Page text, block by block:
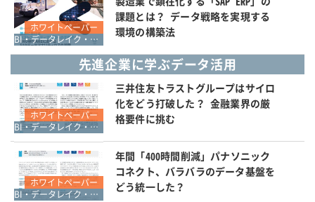
ホワイトペーパー
BI・データレイク・DWH・マイニング
課題とは？ データ戦略を実現する
環境の構築法
先進企業に学ぶデータ活用
ホワイトペーパー
BI・データレイク・DWH・マイニング
三井住友トラストグループはサイロ
化をどう打破した？ 金融業界の厳
格要件に挑む
ホワイトペーパー
BI・データレイク・DWH・マイニング
年間「400時間削減」パナソニック
コネクト、バラバラのデータ基盤を
どう統一した？